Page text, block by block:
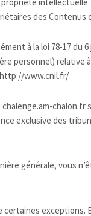
des
à la loi 78-17 du
personnel) relative
www.cnil.fr/
exclusive des
générale, vous
exceptions.